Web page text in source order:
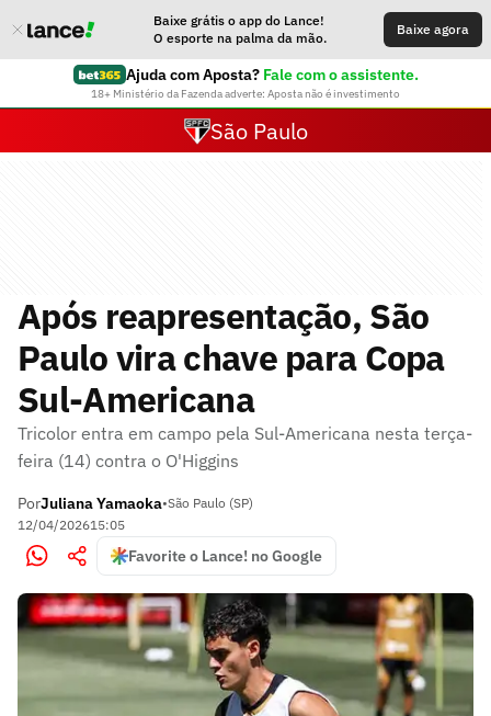
Baixe grátis o app do Lance!
O esporte na palma da mão.
Baixe agora
Ajuda com Aposta? Fale com o assistente.
18+ Ministério da Fazenda adverte: Aposta não é investimento
São Paulo
Após reapresentação, São
Paulo vira chave para Copa
Sul-Americana
Tricolor entra em campo pela Sul-Americana nesta terça-
feira (14) contra o O'Higgins
PorJuliana Yamaoka•São Paulo (SP)
12/04/202615:05
Favorite o Lance! no Google